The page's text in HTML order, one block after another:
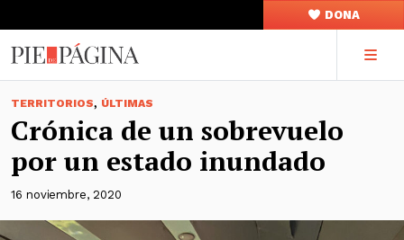
DONA
TERRITORIOS, ÚLTIMAS
Crónica de un sobrevuelo
por un estado inundado
16 noviembre, 2020